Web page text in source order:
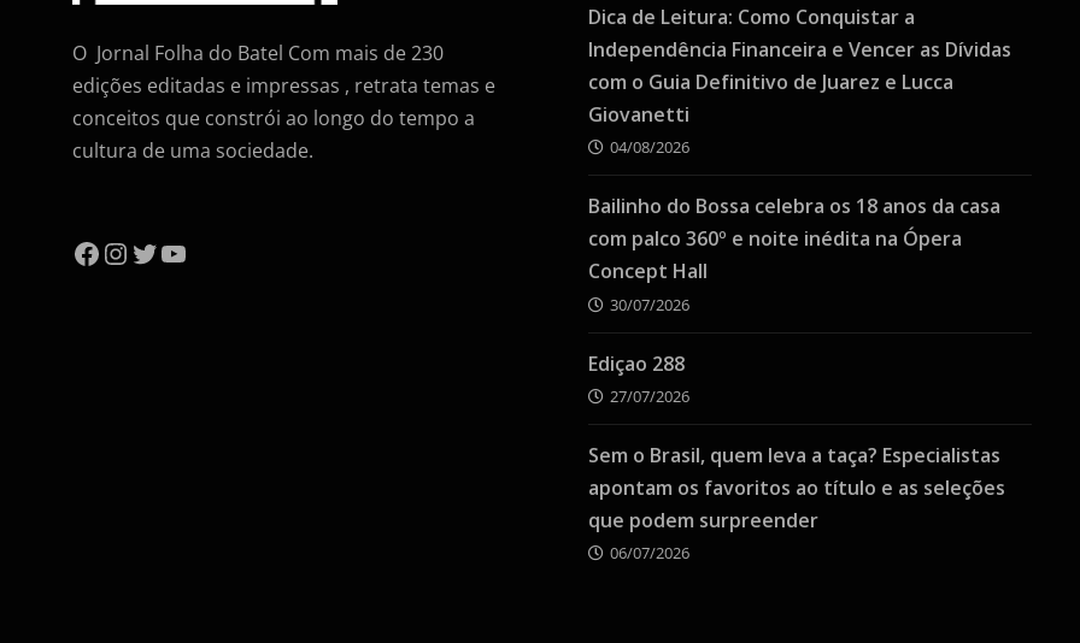
O Jornal Folha do Batel Com mais de 230
edições editadas e impressas , retrata temas e
conceitos que constrói ao longo do tempo a
cultura de uma sociedade.
Facebook
Instagram
Twitter
YouTube
Dica de Leitura: Como Conquistar a
Independência Financeira e Vencer as Dívidas
com o Guia Definitivo de Juarez e Lucca
Giovanetti
04/08/2026
Bailinho do Bossa celebra os 18 anos da casa
com palco 360º e noite inédita na Ópera
Concept Hall
30/07/2026
Ediçao 288
27/07/2026
Sem o Brasil, quem leva a taça? Especialistas
apontam os favoritos ao título e as seleções
que podem surpreender
06/07/2026